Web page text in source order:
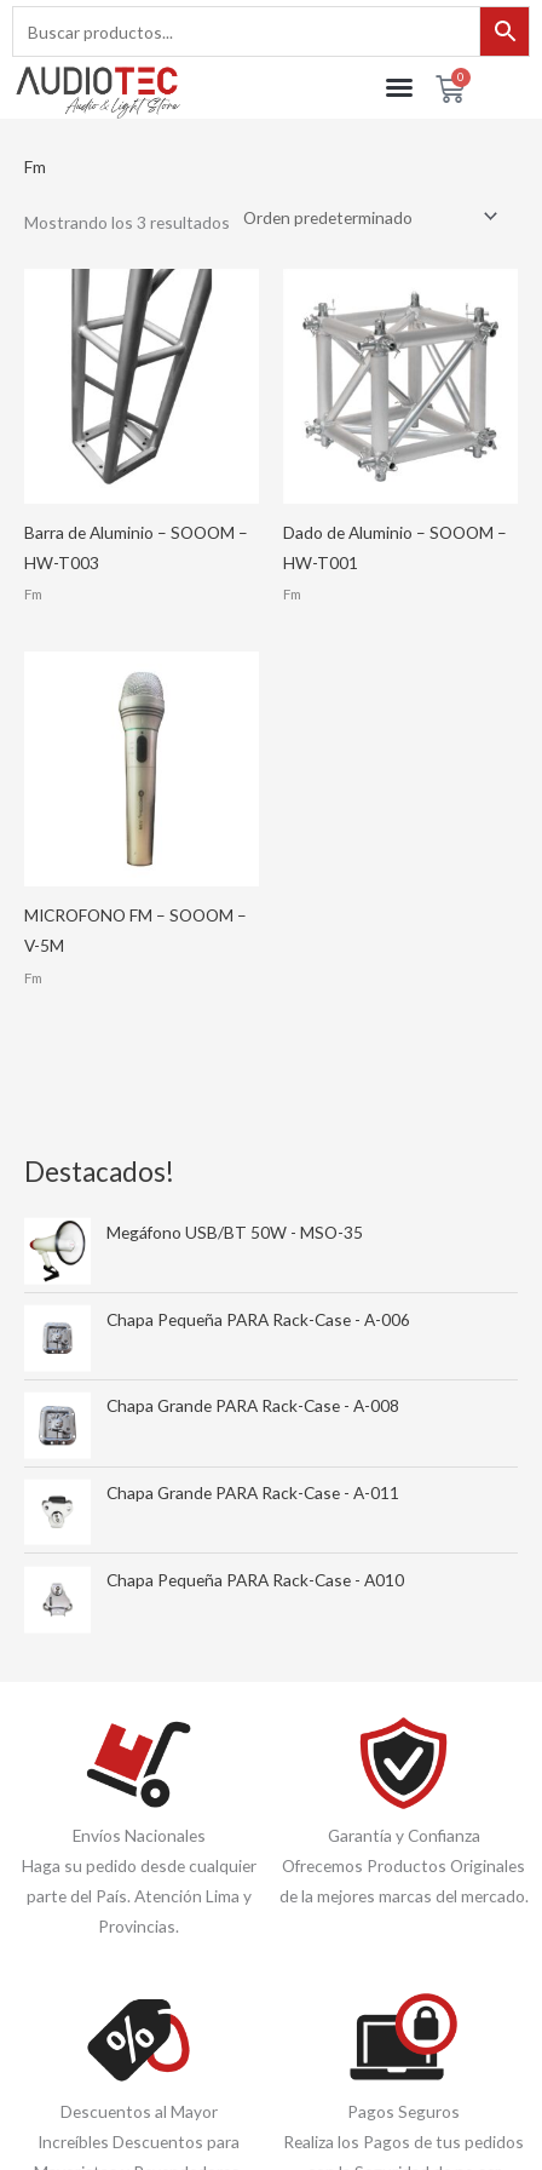
contenido
0Cart
Destacados!
Megáfono USB/BT 50W - MSO-35
Chapa Pequeña PARA Rack-Case - A-006
Chapa Grande PARA Rack-Case - A-008
Chapa Grande PARA Rack-Case - A-011
Chapa Pequeña PARA Rack-Case - A010
Fm
Mostrando los 3 resultados
Barra de Aluminio – SOOOM –
HW-T003
Fm
Dado de Aluminio – SOOOM –
HW-T001
Fm
MICROFONO FM – SOOOM –
V-5M
Fm
Envíos Nacionales
Haga su pedido desde cualquier
parte del País. Atención Lima y
Provincias.
Garantía y Confianza
Ofrecemos Productos Originales
de la mejores marcas del mercado.
Descuentos al Mayor
Increíbles Descuentos para
Pagos Seguros
Realiza los Pagos de tus pedidos